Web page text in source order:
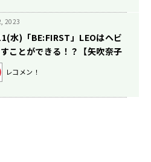
2023
水)「BE:FIRST」LEOはヘビ
ことができる！？【矢吹奈子
メン！】
レコメン！